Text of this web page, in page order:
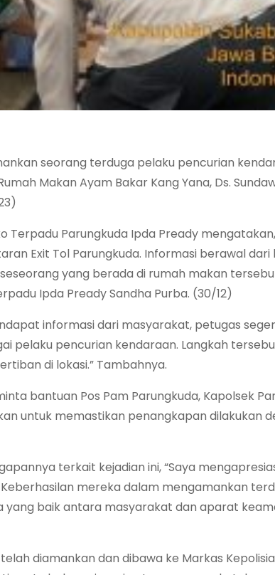
seorang terduga pelaku pencurian
Makan Ayam Bakar Kang Yana, Ds.
Parungkuda Ipda Pready
Exit Tol Parungkuda. Informasi berawal dari
yang berada di rumah makan
Ipda Pready Sandha Purba. (30/12)
informasi dari masyarakat, petugas
pelaku pencurian kendaraan. Langkah
di lokasi.” Tambahnya.
bantuan Pos Pam Parungkuda, Kapolsek
untuk memastikan penangkapan dilakukan
terkait kejadian ini, “Saya
mereka dalam mengamankan
baik antara masyarakat dan aparat
diamankan dan dibawa ke Markas